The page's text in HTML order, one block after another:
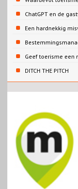
overheid
ChatGPT en de
zegen?
Een hardnekkig
verankering van
Geef toerisme een
DITCH THE PITCH